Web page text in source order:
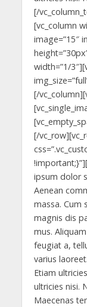
[/
[vc_column
image=”15″
width=”1/
[/
[/
ipsum dolor
Aenean
massa. Cum
magnis dis
mus.
feugiat a,
varius
Etiam
ultricies nisi.
Maecenas